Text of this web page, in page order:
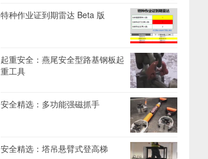
特种作业证到期雷达 Beta 版
起重安全：燕尾安全型路基钢板起
重工具
安全精选：多功能强磁抓手
安全精选：塔吊悬臂式登高梯